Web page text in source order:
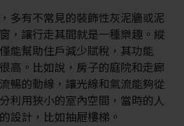
多有不常見的裝飾性灰泥牆或泥
，讓行走其間就是一種樂趣。縱
能幫助住戶減少賦稅，其功能
高。比如說，房子的庭院和走廊
暢的動線，讓光線和氣流能夠從
利用狹小的室內空間，當時的人
設計，比如抽屜樓梯。